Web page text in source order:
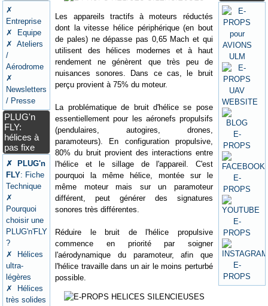
✗
Entreprise
✗ Equipe
✗ Ateliers
/
Aérodrome
✗
Newsletters
/ Presse
PLUG'n
FLY:
hélices à
pas fixe
✗ PLUG'n
FLY: Fiche
Technique
✗
Pourquoi
choisir une
PLUG'n'FLY
?
✗ Hélices
ultra-
légères
✗ Hélices
très solides
Les appareils tractifs à moteurs réductés
dont la vitesse hélice périphérique (en bout
de pales) ne dépasse pas 0,65 Mach et qui
utilisent des hélices modernes et à haut
rendement ne génèrent que très peu de
nuisances sonores. Dans ce cas, le bruit
perçu provient à 75% du moteur.
La problématique de bruit d'hélice se pose
essentiellement pour les aéronefs propulsifs
(pendulaires, autogires, drones,
paramoteurs). En configuration propulsive,
80% du bruit provient des interactions entre
l'hélice et le sillage de l'appareil. C'est
pourquoi la même hélice, montée sur le
même moteur mais sur un paramoteur
différent, peut générer des signatures
sonores très différentes.
Réduire le bruit de l'hélice propulsive
commence en priorité par soigner
l'aérodynamique du paramoteur, afin que
l'hélice travaille dans un air le moins perturbé
possible.